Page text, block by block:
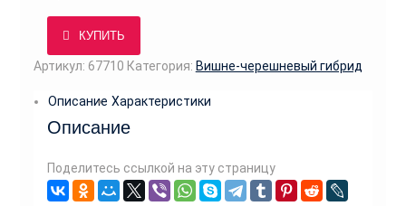
КУПИТЬ
Артикул: 67710 Категория: Вишне-черешневый гибрид
Описание Характеристики
Описание
Поделитесь ссылкой на эту страницу